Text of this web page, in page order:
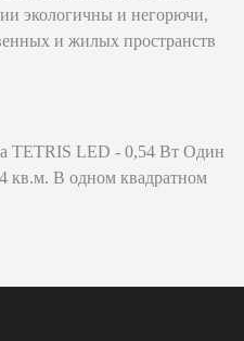
экологичны и негорючи,
и жилых пространств
TETRIS LED - 0,54 Вт Один
кв.м. В одном квадратном